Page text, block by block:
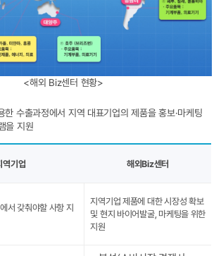
<해외 Biz센터 현황>
한 수출과정에서 지역 대표기업의 제품을 홍보·마케팅
을 지원
역기업 해외Biz센터
서 갖춰야할 사항 지
지역기업 제품에 대한 시장성 확보
및 현지 바이어발굴, 마케팅을 위한
지원